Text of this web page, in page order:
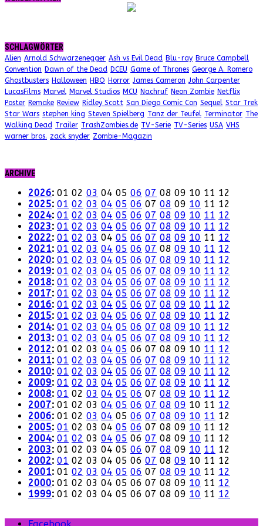
SCHLAGWÖRTER
Alien Arnold Schwarzenegger Ash vs Evil Dead Blu-ray Bruce Campbell
Convention Dawn of the Dead DCEU Game of Thrones George A. Romero
Ghostbusters Halloween HBO Horror James Cameron John Carpenter
LucasFilms Marvel Marvel Studios MCU Nachruf Neon Zombie Netflix
Poster Remake Review Ridley Scott San Diego Comic Con Sequel Star Trek
Star Wars stephen king Steven Spielberg Tanz der Teufel Terminator The
Walking Dead Trailer TrashZombies.de TV-Serie TV-Series USA VHS
warner bros. zack snyder Zombie-Magazin
ARCHIVE
2026: 01 02 03 04 05 06 07 08 09 10 11 12
2025: 01 02 03 04 05 06 07 08 09 10 11 12
2024: 01 02 03 04 05 06 07 08 09 10 11 12
2023: 01 02 03 04 05 06 07 08 09 10 11 12
2022: 01 02 03 04 05 06 07 08 09 10 11 12
2021: 01 02 03 04 05 06 07 08 09 10 11 12
2020: 01 02 03 04 05 06 07 08 09 10 11 12
2019: 01 02 03 04 05 06 07 08 09 10 11 12
2018: 01 02 03 04 05 06 07 08 09 10 11 12
2017: 01 02 03 04 05 06 07 08 09 10 11 12
2016: 01 02 03 04 05 06 07 08 09 10 11 12
2015: 01 02 03 04 05 06 07 08 09 10 11 12
2014: 01 02 03 04 05 06 07 08 09 10 11 12
2013: 01 02 03 04 05 06 07 08 09 10 11 12
2012: 01 02 03 04 05 06 07 08 09 10 11 12
2011: 01 02 03 04 05 06 07 08 09 10 11 12
2010: 01 02 03 04 05 06 07 08 09 10 11 12
2009: 01 02 03 04 05 06 07 08 09 10 11 12
2008: 01 02 03 04 05 06 07 08 09 10 11 12
2007: 01 02 03 04 05 06 07 08 09 10 11 12
2006: 01 02 03 04 05 06 07 08 09 10 11 12
2005: 01 02 03 04 05 06 07 08 09 10 11 12
2004: 01 02 03 04 05 06 07 08 09 10 11 12
2003: 01 02 03 04 05 06 07 08 09 10 11 12
2002: 01 02 03 04 05 06 07 08 09 10 11 12
2001: 01 02 03 04 05 06 07 08 09 10 11 12
2000: 01 02 03 04 05 06 07 08 09 10 11 12
1999: 01 02 03 04 05 06 07 08 09 10 11 12